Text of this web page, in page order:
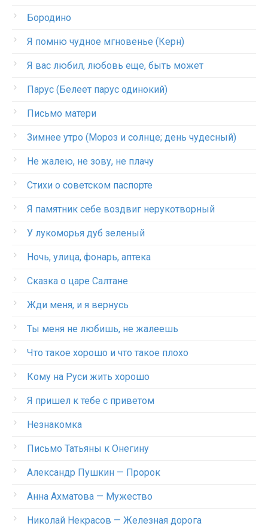
Бородино
Я помню чудное мгновенье (Керн)
Я вас любил, любовь еще, быть может
Парус (Белеет парус одинокий)
Письмо матери
Зимнее утро (Мороз и солнце; день чудесный)
Не жалею, не зову, не плачу
Стихи о советском паспорте
Я памятник себе воздвиг нерукотворный
У лукоморья дуб зеленый
Ночь, улица, фонарь, аптека
Сказка о царе Салтане
Жди меня, и я вернусь
Ты меня не любишь, не жалеешь
Что такое хорошо и что такое плохо
Кому на Руси жить хорошо
Я пришел к тебе с приветом
Незнакомка
Письмо Татьяны к Онегину
Александр Пушкин — Пророк
Анна Ахматова — Мужество
Николай Некрасов — Железная дорога